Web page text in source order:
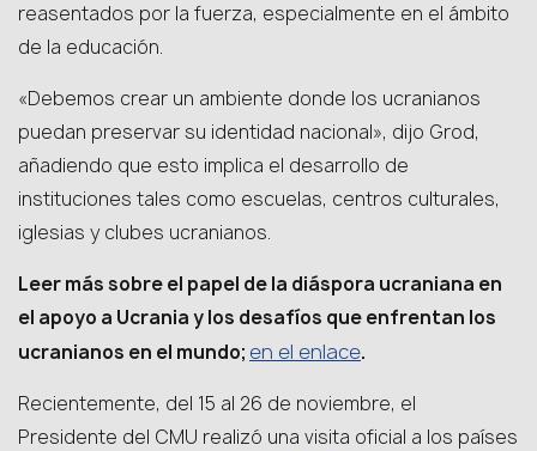
reasentados por la fuerza, especialmente en el ámbito
de la educación.
«Debemos crear un ambiente donde los ucranianos
puedan preservar su identidad nacional», dijo Grod,
añadiendo que esto implica el desarrollo de
instituciones tales como escuelas, centros culturales,
iglesias y clubes ucranianos.
Leer más sobre el papel de la diáspora ucraniana en
el apoyo a Ucrania y los desafíos que enfrentan los
ucranianos en el mundo; en el enlace.
Recientemente, del 15 al 26 de noviembre, el
Presidente del CMU realizó una visita oficial a los países